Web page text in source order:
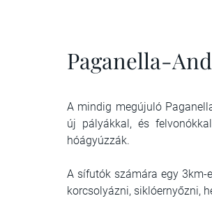
Paganella-
A mindig megújuló
új pályákkal, és
hóágyúzzák.
A sífutók számára egy 3km-
korcsolyázni, siklóernyőzni,